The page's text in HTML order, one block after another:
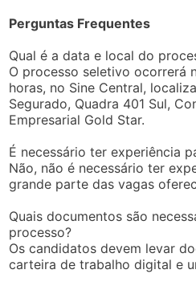
Perguntas Frequentes
Qual é a data e local do
O processo seletivo ocorrerá
horas, no Sine Central,
Segurado, Quadra 401 Sul,
Empresarial Gold Star.
É necessário ter experiência
Não, não é necessário ter
grande parte das vagas
Quais documentos são
processo?
Os candidatos devem levar
carteira de trabalho digital e